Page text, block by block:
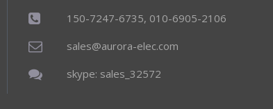
150-7247-6735, 010-6905-2106
sales@aurora-elec.com
skype: sales_32572